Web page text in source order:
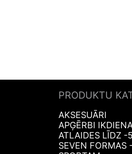
PRODUKTU
AKSESUĀRI
APĢĒRBI
ATLAIDES LĪDZ -
SEVEN FORMAS